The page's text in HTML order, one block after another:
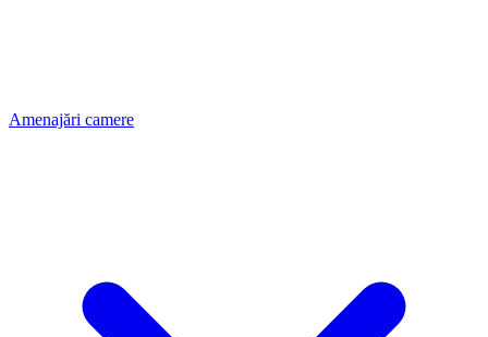
Amenajări camere